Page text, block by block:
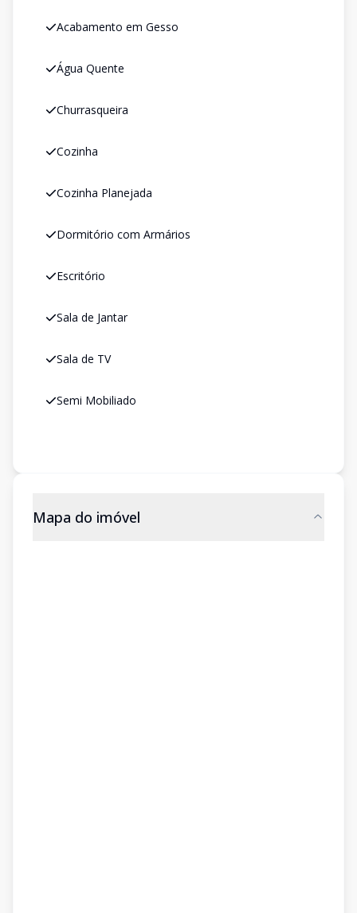
Acabamento em Gesso
Água Quente
Churrasqueira
Cozinha
Cozinha Planejada
Dormitório com Armários
Escritório
Sala de Jantar
Sala de TV
Semi Mobiliado
Mapa do imóvel